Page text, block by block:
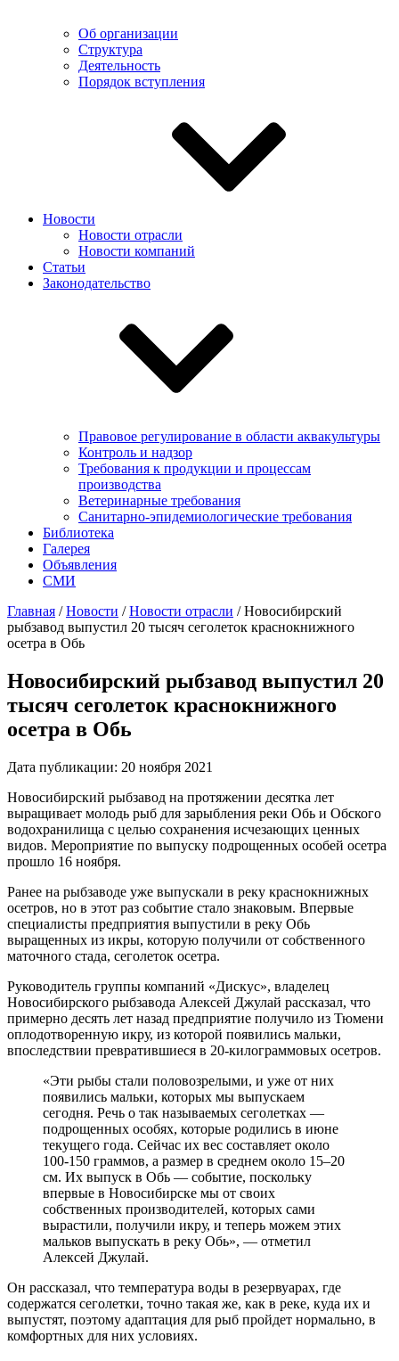
Об организации
Структура
Деятельность
Порядок вступления
Новости
Новости отрасли
Новости компаний
Статьи
Законодательство
Правовое регулирование в области аквакультуры
Контроль и надзор
Требования к продукции и процессам
производства
Ветеринарные требования
Санитарно-эпидемиологические требования
Библиотека
Галерея
Объявления
СМИ
Главная /Новости /Новости отрасли /Новосибирский
рыбзавод выпустил 20 тысяч сеголеток краснокнижного
осетра в Обь
Новосибирский рыбзавод выпустил 20
тысяч сеголеток краснокнижного
осетра в Обь
Дата публикации: 20 ноября 2021
Новосибирский рыбзавод на протяжении десятка лет
выращивает молодь рыб для зарыбления реки Обь и Обского
водохранилища с целью сохранения исчезающих ценных
видов. Мероприятие по выпуску подрощенных особей осетра
прошло 16 ноября.
Ранее на рыбзаводе уже выпускали в реку краснокнижных
осетров, но в этот раз событие стало знаковым. Впервые
специалисты предприятия выпустили в реку Обь
выращенных из икры, которую получили от собственного
маточного стада, сеголеток осетра.
Руководитель группы компаний «Дискус», владелец
Новосибирского рыбзавода Алексей Джулай рассказал, что
примерно десять лет назад предприятие получило из Тюмени
оплодотворенную икру, из которой появились мальки,
впоследствии превратившиеся в 20-килограммовых осетров.
«Эти рыбы стали половозрелыми, и уже от них
появились мальки, которых мы выпускаем
сегодня. Речь о так называемых сеголетках —
подрощенных особях, которые родились в июне
текущего года. Сейчас их вес составляет около
100-150 граммов, а размер в среднем около 15–20
см. Их выпуск в Обь — событие, поскольку
впервые в Новосибирске мы от своих
собственных производителей, которых сами
вырастили, получили икру, и теперь можем этих
мальков выпускать в реку Обь», — отметил
Алексей Джулай.
Он рассказал, что температура воды в резервуарах, где
содержатся сеголетки, точно такая же, как в реке, куда их и
выпустят, поэтому адаптация для рыб пройдет нормально, в
комфортных для них условиях.